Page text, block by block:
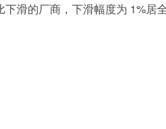
滑的厂商，下滑幅度为 1%居